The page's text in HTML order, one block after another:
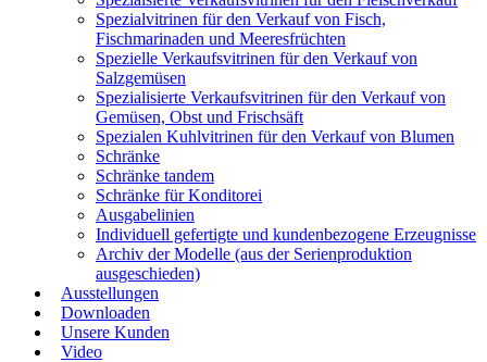
Spezialvitrinen für den Verkauf von Fisch,
Fischmarinaden und Meeresfrüchten
Spezielle Verkaufsvitrinen für den Verkauf von
Salzgemüsen
Spezialisierte Verkaufsvitrinen für den Verkauf von
Gemüsen, Obst und Frischsäft
Spezialen Kuhlvitrinen für den Verkauf von Blumen
Schränke
Schränke tandem
Schränke für Konditorei
Ausgabelinien
Individuell gefertigte und kundenbezogene Erzeugnisse
Archiv der Modelle (aus der Serienproduktion
ausgeschieden)
Ausstellungen
Downloaden
Unsere Kunden
Video